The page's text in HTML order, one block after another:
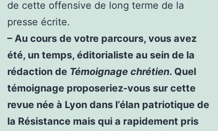
de cette offensive de long terme de la
presse écrite.
– Au cours de votre parcours, vous avez
été, un temps, éditorialiste au sein de la
rédaction de Témoignage chrétien. Quel
témoignage proposeriez-vous sur cette
revue née à Lyon dans l’élan patriotique de
la Résistance mais qui a rapidement pris